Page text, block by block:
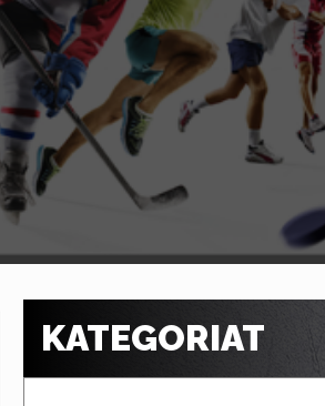
KATEGORIAT